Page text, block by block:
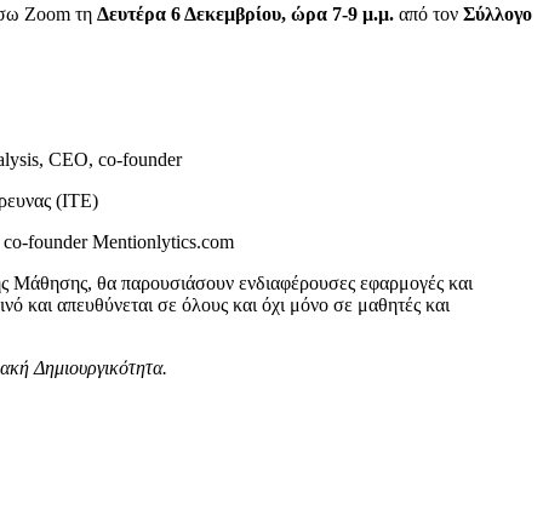
Zoom τη Δευτέρα 6 Δεκεμβρίου, ώρα 7-9 μ.μ. από τον Σύλλογο
CEO, co-founder
(ΙΤΕ)
co-founder Mentionlytics.com
Μάθησης, θα παρουσιάσουν ενδιαφέρουσες εφαρμογές και
και απευθύνεται σε όλους και όχι μόνο σε μαθητές και
Δημιουργικότητα.